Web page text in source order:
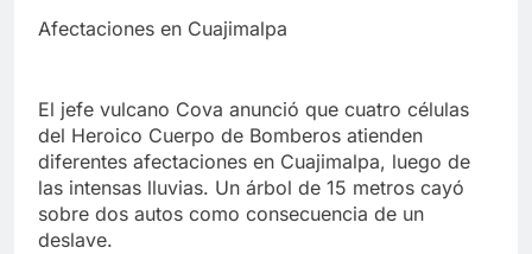
Afectaciones en Cuajimalpa
El jefe vulcano Cova anunció que cuatro células
del Heroico Cuerpo de Bomberos atienden
diferentes afectaciones en Cuajimalpa, luego de
las intensas lluvias. Un árbol de 15 metros cayó
sobre dos autos como consecuencia de un
deslave.